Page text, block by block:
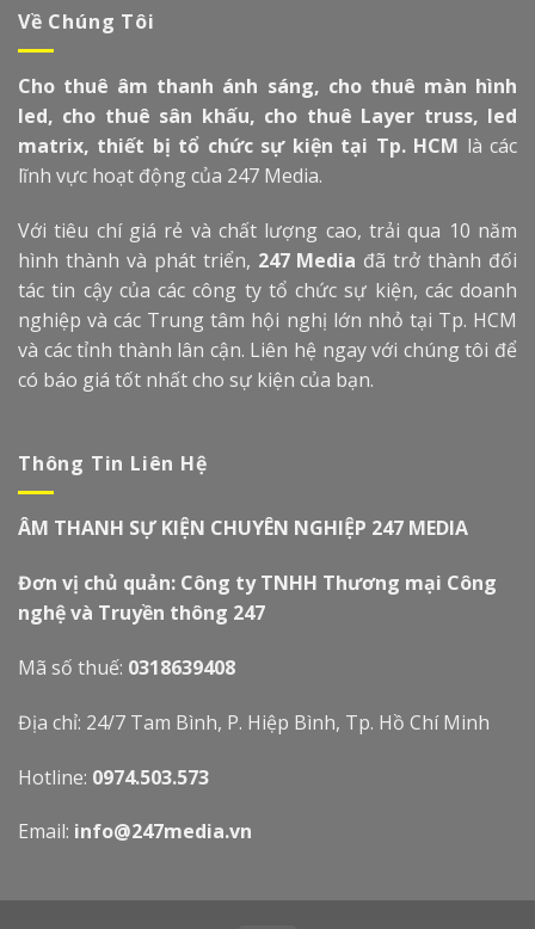
Về Chúng Tôi
Cho thuê âm thanh ánh sáng, cho thuê màn hình
led, cho thuê sân khấu, cho thuê Layer truss, led
matrix, thiết bị tổ chức sự kiện tại Tp. HCM là các
lĩnh vực hoạt động của 247 Media.
Với tiêu chí giá rẻ và chất lượng cao, trải qua 10 năm
hình thành và phát triển, 247 Media đã trở thành đối
tác tin cậy của các công ty tổ chức sự kiện, các doanh
nghiệp và các Trung tâm hội nghị lớn nhỏ tại Tp. HCM
và các tỉnh thành lân cận. Liên hệ ngay với chúng tôi để
có báo giá tốt nhất cho sự kiện của bạn.
Thông Tin Liên Hệ
ÂM THANH SỰ KIỆN CHUYÊN NGHIỆP 247 MEDIA
Đơn vị chủ quản: Công ty TNHH Thương mại Công
nghệ và Truyền thông 247
Mã số thuế: 0318639408
Địa chỉ: 24/7 Tam Bình, P. Hiệp Bình, Tp. Hồ Chí Minh
Hotline: 0974.503.573
Email: info@247media.vn